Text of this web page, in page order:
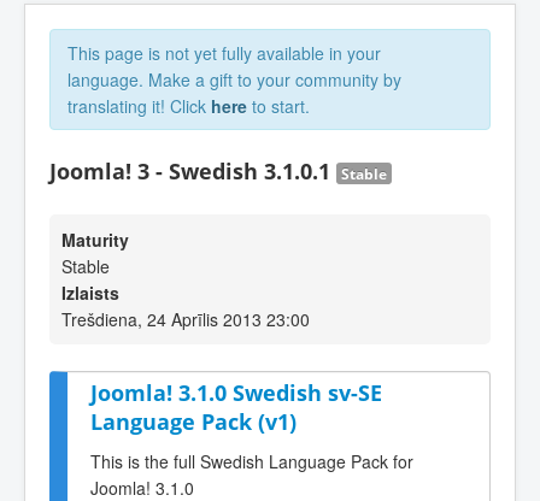
This page is not yet fully available in your
language. Make a gift to your community by
translating it! Click here to start.
Joomla! 3 - Swedish 3.1.0.1 Stable
Maturity
Stable
Izlaists
Trešdiena, 24 Aprīlis 2013 23:00
Joomla! 3.1.0 Swedish sv-SE
Language Pack (v1)
This is the full Swedish Language Pack for
Joomla! 3.1.0